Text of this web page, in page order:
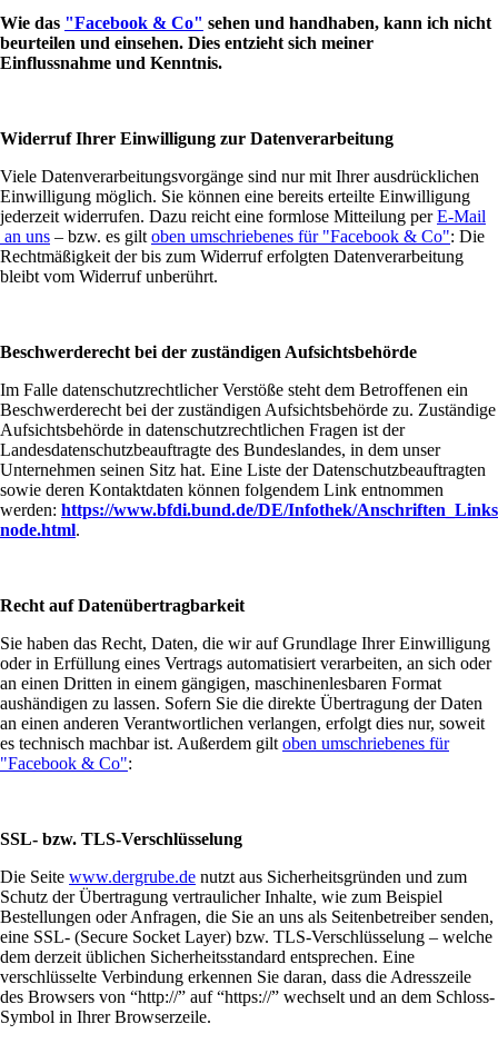
Wie das "Facebook & Co" sehen und handhaben, kann ich nicht
beurteilen und einsehen. Dies entzieht sich meiner
Einflussnahme und Kenntnis.
Widerruf Ihrer Einwilligung zur Datenverarbeitung
Viele Datenverarbeitungsvorgänge sind nur mit Ihrer ausdrücklichen
Einwilligung möglich. Sie können eine bereits erteilte Einwilligung
jederzeit widerrufen. Dazu reicht eine formlose Mitteilung perE-Mail
an uns – bzw. es giltoben umschriebenes für "Facebook & Co": Die
Rechtmäßigkeit der bis zum Widerruf erfolgten Datenverarbeitung
bleibt vom Widerruf unberührt.
Beschwerderecht bei der zuständigen Aufsichtsbehörde
Im Falle datenschutzrechtlicher Verstöße steht dem Betroffenen ein
Beschwerderecht bei der zuständigen Aufsichtsbehörde zu. Zuständige
Aufsichtsbehörde in datenschutzrechtlichen Fragen ist der
Landesdatenschutzbeauftragte des Bundeslandes, in dem unser
Unternehmen seinen Sitz hat. Eine Liste der Datenschutzbeauftragten
sowie deren Kontaktdaten können folgendem Link entnommen
werden: https://www.bfdi.bund.de/DE/Infothek/
node.html.
Recht auf Datenübertragbarkeit
Sie haben das Recht, Daten, die wir auf Grundlage Ihrer Einwilligung
oder in Erfüllung eines Vertrags automatisiert verarbeiten, an sich oder
an einen Dritten in einem gängigen, maschinenlesbaren Format
aushändigen zu lassen. Sofern Sie die direkte Übertragung der Daten
an einen anderen Verantwortlichen verlangen, erfolgt dies nur, soweit
es technisch machbar ist. Außerdem giltoben umschriebenes für
"Facebook & Co":
SSL- bzw. TLS-Verschlüsselung
Die Seite www.dergrube.de nutzt aus Sicherheitsgründen und zum
Schutz der Übertragung vertraulicher Inhalte, wie zum Beispiel
Bestellungen oder Anfragen, die Sie an uns als Seitenbetreiber senden,
eine SSL- (Secure Socket Layer) bzw. TLS-Verschlüsselung – welche
dem derzeit üblichen Sicherheitsstandard entsprechen. Eine
verschlüsselte Verbindung erkennen Sie daran, dass die Adresszeile
des Browsers von “http://” auf “https://” wechselt und an dem Schloss-
Symbol in Ihrer Browserzeile.